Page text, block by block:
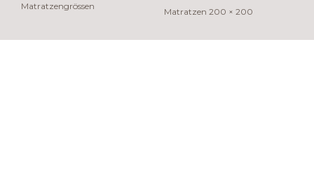
Matratzengrössen
Matratzen 200 × 200